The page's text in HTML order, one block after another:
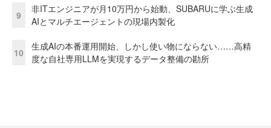
9
非ITエンジニアが月10万円から始動、SUBARUに学ぶ生成
AIとマルチエージェントの現場内製化
10
生成AIの本番運用開始、しかし使い物にならない……高精
度な自社専用LLMを実現するデータ整備の勘所